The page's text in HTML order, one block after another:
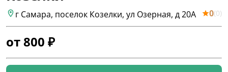
г Самара, поселок Козелки, ул Озерная, д 20А 0(0)
от800 ₽